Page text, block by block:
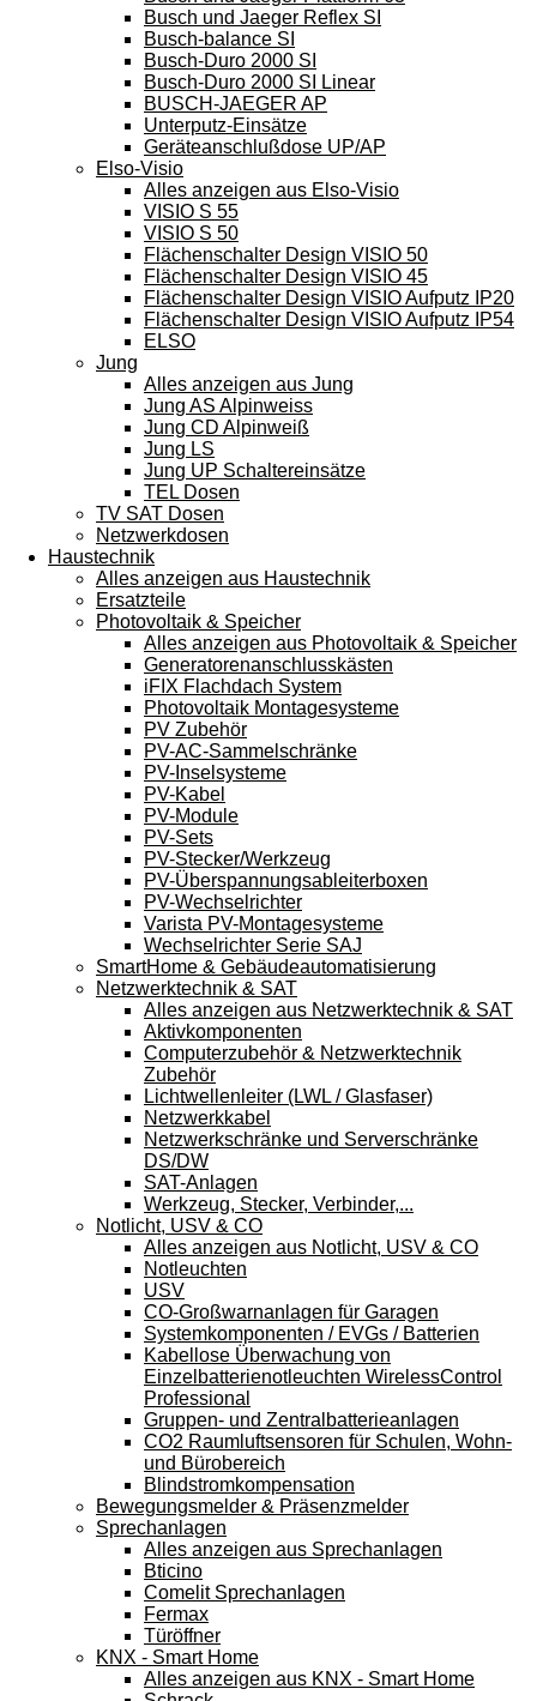
Busch und Jaeger Reflex SI
Busch-balance SI
Busch-Duro 2000 SI
Busch-Duro 2000 SI Linear
BUSCH-JAEGER AP
Unterputz-Einsätze
Geräteanschlußdose UP/AP
Elso-Visio
Alles anzeigen aus Elso-Visio
VISIO S 55
VISIO S 50
Flächenschalter Design VISIO 50
Flächenschalter Design VISIO 45
Flächenschalter Design VISIO Aufputz IP20
Flächenschalter Design VISIO Aufputz IP54
ELSO
Jung
Alles anzeigen aus Jung
Jung AS Alpinweiss
Jung CD Alpinweiß
Jung LS
Jung UP Schaltereinsätze
TEL Dosen
TV SAT Dosen
Netzwerkdosen
Haustechnik
Alles anzeigen aus Haustechnik
Ersatzteile
Photovoltaik & Speicher
Alles anzeigen aus Photovoltaik & Speicher
Generatorenanschlusskästen
iFIX Flachdach System
Photovoltaik Montagesysteme
PV Zubehör
PV-AC-Sammelschränke
PV-Inselsysteme
PV-Kabel
PV-Module
PV-Sets
PV-Stecker/Werkzeug
PV-Überspannungsableiterboxen
PV-Wechselrichter
Varista PV-Montagesysteme
Wechselrichter Serie SAJ
SmartHome & Gebäudeautomatisierung
Netzwerktechnik & SAT
Alles anzeigen aus Netzwerktechnik & SAT
Aktivkomponenten
Computerzubehör & Netzwerktechnik
Zubehör
Lichtwellenleiter (LWL / Glasfaser)
Netzwerkkabel
Netzwerkschränke und Serverschränke
DS/DW
SAT-Anlagen
Werkzeug, Stecker, Verbinder,...
Notlicht, USV & CO
Alles anzeigen aus Notlicht, USV & CO
Notleuchten
USV
CO-Großwarnanlagen für Garagen
Systemkomponenten / EVGs / Batterien
Kabellose Überwachung von
Einzelbatterienotleuchten WirelessControl
Professional
Gruppen- und Zentralbatterieanlagen
CO2 Raumluftsensoren für Schulen, Wohn-
und Bürobereich
Blindstromkompensation
Bewegungsmelder & Präsenzmelder
Sprechanlagen
Alles anzeigen aus Sprechanlagen
Bticino
Comelit Sprechanlagen
Fermax
Türöffner
KNX - Smart Home
Alles anzeigen aus KNX - Smart Home